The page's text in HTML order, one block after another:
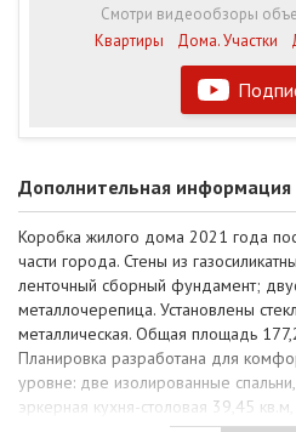
Смотри видеообзоры
Квартиры
Дома. Участки
Дополнительная информация
Коробка жилого дома 2021 года
части города. Стены из
ленточный сборный фундамент;
металлочерепица. Установлены
металлическая. Общая площадь
Планировка разработана для
уровне: две изолированные
эркерная кухня-столовая 39,45